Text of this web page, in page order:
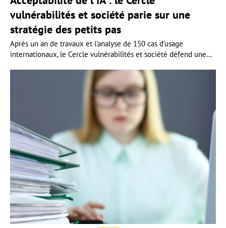
vulnérabilités et société parie sur une
stratégie des petits pas
Après un an de travaux et l'analyse de 150 cas d’usage
internationaux, le Cercle vulnérabilités et société défend une...